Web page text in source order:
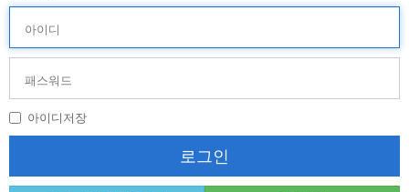
디
비
호 아이디저장
로그인